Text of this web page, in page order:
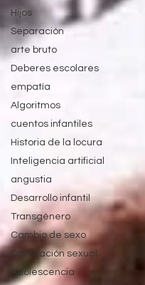
Hijos
Separación
arte bruto
Deberes escolares
empatía
Algoritmos
cuentos infantiles
Historia de la locura
Inteligencia artificial
angustia
Desarrollo infantil
Transgénero
Cambio de sexo
Orientación sexual
Adolescencia